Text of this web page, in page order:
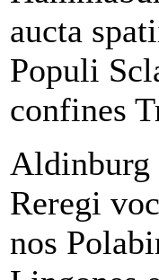
aucta
Populi
confines
Aldinburg
Reregi
nos